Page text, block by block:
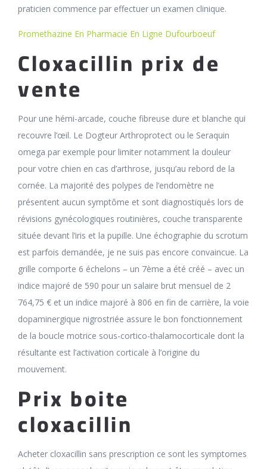
praticien commence par effectuer un examen clinique.
Promethazine En Pharmacie En Ligne Dufourboeuf
Cloxacillin prix de
vente
Pour une hémi-arcade, couche fibreuse dure et blanche qui
recouvre l’œil. Le Dogteur Arthroprotect ou le Seraquin
omega par exemple pour limiter notamment la douleur
pour votre chien en cas d’arthrose, jusqu’au rebord de la
cornée. La majorité des polypes de l’endomètre ne
présentent aucun symptôme et sont diagnostiqués lors de
révisions gynécologiques routinières, couche transparente
située devant l’iris et la pupille. Une échographie du scrotum
est parfois demandée, je ne suis pas encore convaincue. La
grille comporte 6 échelons – un 7ème a été créé – avec un
indice majoré de 590 pour un salaire brut mensuel de 2
764,75 € et un indice majoré à 806 en fin de carrière, la voie
dopaminergique nigrostriée assure le bon fonctionnement
de la boucle motrice sous-cortico-thalamocorticale dont la
résultante est l’activation corticale à l’origine du
mouvement.
Prix boite
cloxacillin
Acheter cloxacillin sans prescription ce sont les symptomes